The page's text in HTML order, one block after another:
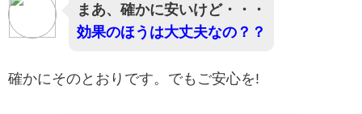
まあ、確かに安いけど・・・
効果のほうは大丈夫なの？？
確かにそのとおりです。でもご安心を!